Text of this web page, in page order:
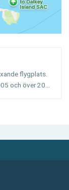
flygplats.
och över 20